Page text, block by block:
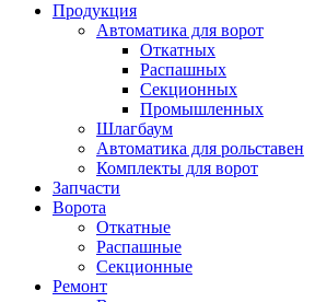
Продукция
Автоматика для ворот
Откатных
Распашных
Секционных
Промышленных
Шлагбаум
Автоматика для рольставен
Комплекты для ворот
Запчасти
Ворота
Откатные
Распашные
Секционные
Ремонт